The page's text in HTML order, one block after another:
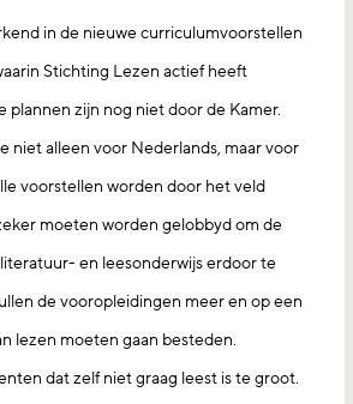
in de nieuwe curriculumvoorstellen
Stichting Lezen actief heeft
plannen zijn nog niet door de Kamer.
niet alleen voor Nederlands, maar voor
voorstellen worden door het veld
moeten worden gelobbyd om de
en leesonderwijs erdoor te
de vooropleidingen meer en op een
lezen moeten gaan besteden.
dat zelf niet graag leest is te groot.